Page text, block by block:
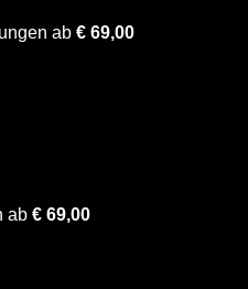
ab € 69,00
ab € 69,00